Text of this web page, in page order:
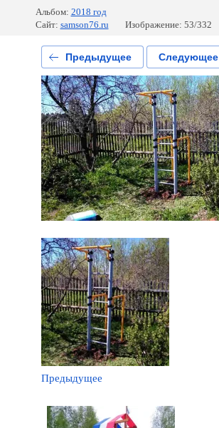
Альбом: 2018 год
Сайт: samson76.ru Изображение: 53/332
Предыдущее Следующее
Предыдущее